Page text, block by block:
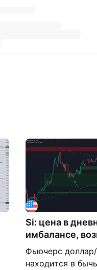
Si: цена в
имбалансе,
повтор
Фьючерс
находится в